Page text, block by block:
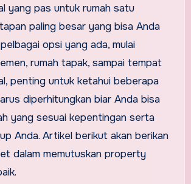
yang pas untuk rumah satu
paling besar yang bisa Anda
opsi yang ada, mulai
rumah tapak, sampai tempat
penting untuk ketahui beberapa
diperhitungkan biar Anda bisa
yang sesuai kepentingan serta
Anda. Artikel berikut akan berikan
dalam memutuskan property